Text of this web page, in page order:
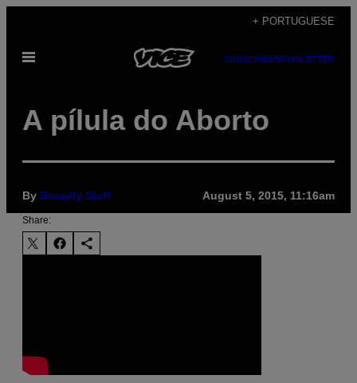
content
+ PORTUGUESE
Open
SUBSCRIBENEWSLETTER
A pílula do Aborto
By Broadly Staff August 5, 2015, 11:16am
Share: